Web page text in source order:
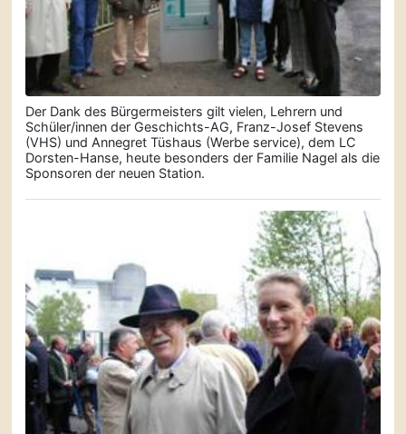
Der Dank des Bürgermeisters gilt vielen, Lehrern und
Schüler/innen der Geschichts-AG, Franz-Josef Stevens
(VHS) und Annegret Tüshaus (Werbe service), dem LC
Dorsten-Hanse, heute besonders der Familie Nagel als die
Sponsoren der neuen Station.